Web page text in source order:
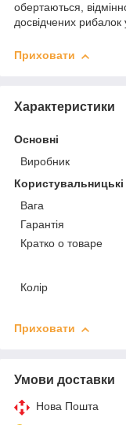
обертаються,
досвідчених рибалок
Приховати
Характеристики
Основні
Виробник
Вага
Гарантія
Кратко о товаре
Колір
Приховати
Умови доставки
Нова Пошта